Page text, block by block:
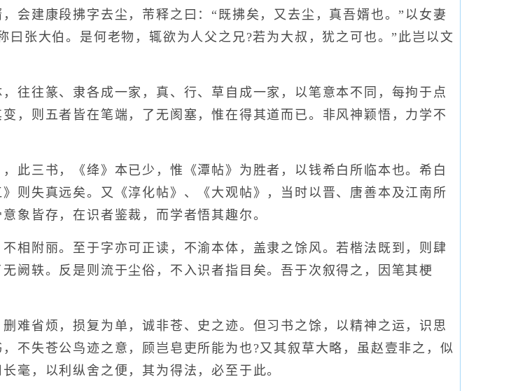
会建康段拂字去尘，芾释之曰：“既拂矣，又去尘，真吾婿也。”以女妻
曰张大伯。是何老物，辄欲为人父之兄?若为大叔，犹之可也。”此岂以文
往篆、隶各成一家，真、行、草自成一家，以笔意本不同，每拘于点
，则五者皆在笔端，了无阂塞，惟在得其道而已。非风神颖悟，力学不
三书，《绛》本已少，惟《潭帖》为胜者，以钱希白所临本也。希白
则失真远矣。又《淳化帖》、《大观帖》，当时以晋、唐善本及江南所
象皆存，在识者鉴裁，而学者悟其趣尔。
附丽。至于字亦可正读，不渝本体，盖隶之馀风。若楷法既到，则肆
阙轶。反是则流于尘俗，不入识者指目矣。吾于次叙得之，因笔其梗
省烦，损复为单，诚非苍、史之迹。但习书之馀，以精神之运，识思
不失苍公鸟迹之意，顾岂皂吏所能为也?又其叙草大略，虽赵壹非之，似
毫，以利纵舍之便，其为得法，必至于此。